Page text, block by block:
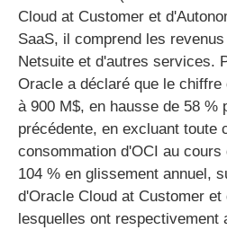
Cloud at Customer et
SaaS, il comprend les
Netsuite et d'autres services.
Oracle a déclaré que le
à 900 M$, en hausse de 58 %
précédente, en excluant toute
consommation d'OCI au
104 % en glissement annuel,
d'Oracle Cloud at Customer
lesquelles ont respectivement